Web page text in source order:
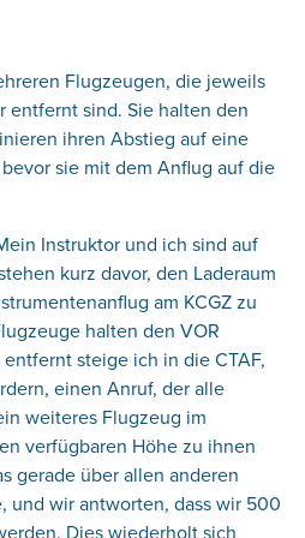
Flugzeugen, die jeweils
entfernt sind. Sie halten den
ihren Abstieg auf eine
sie mit dem Anflug auf die
Instruktor und ich sind auf
kurz davor, den Laderaum
am KCGZ zu
halten den VOR
steige ich in die CTAF,
einen Anruf, der alle
weiteres Flugzeug im
verfügbaren Höhe zu ihnen
gerade über allen anderen
und wir antworten, dass wir 500
Dies wiederholt sich